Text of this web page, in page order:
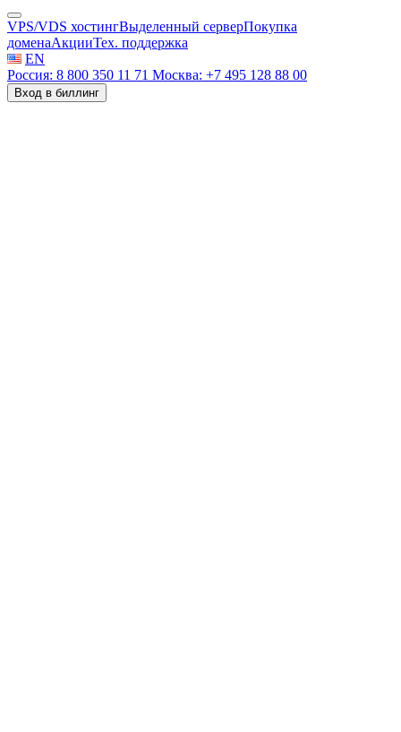
VPS/VDS хостингВыделенный серверПокупка
доменаАкцииТех. поддержка
EN
Россия: 8 800 350 11 71 Москва: +7 495 128 88 00
Вход в биллинг